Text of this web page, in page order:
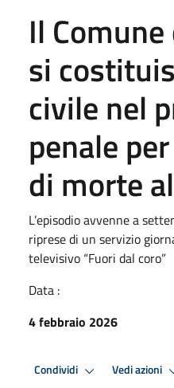
Il
si
civile nel
penale
di morte
L’episodio avvenne a
riprese di un servizio
televisivo “Fuori dal coro”
Data :
4 febbraio 2026
Condividi Vedi azioni